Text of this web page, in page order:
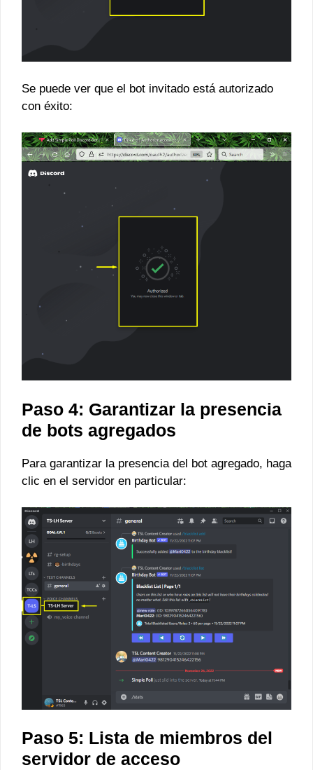
Se puede ver que el bot invitado está autorizado
con éxito:
Paso 4: Garantizar la presencia
de bots agregados
Para garantizar la presencia del bot agregado, haga
clic en el servidor en particular:
Paso 5: Lista de miembros del
servidor de acceso